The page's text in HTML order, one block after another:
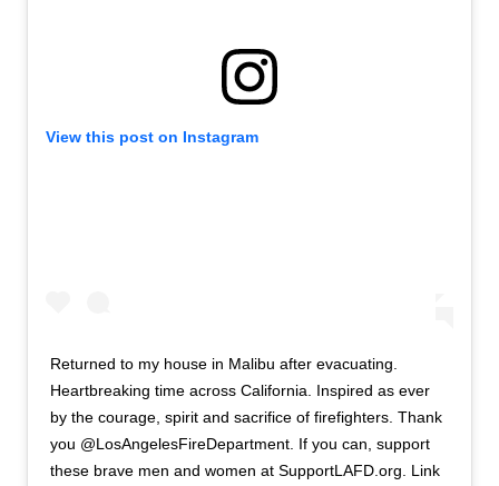
View this post on Instagram
Returned to my house in Malibu after evacuating.
Heartbreaking time across California. Inspired as ever
by the courage, spirit and sacrifice of firefighters. Thank
you @LosAngelesFireDepartment. If you can, support
these brave men and women at SupportLAFD.org. Link